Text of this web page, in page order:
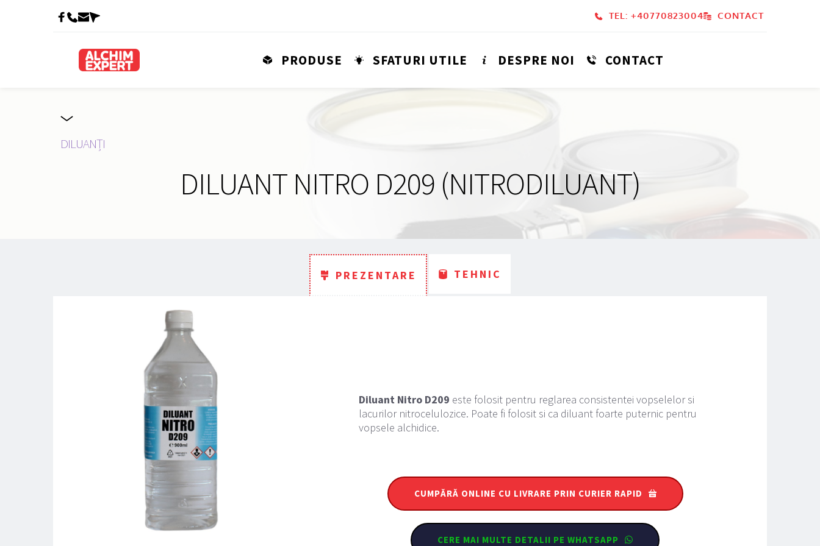
TEL: +40770823004 CONTACT
PRODUSE SFATURI UTILE DESPRE NOI CONTACT
DILUANȚI
DILUANT NITRO D209 (NITRODILUANT)
PREZENTARE TEHNIC
Diluant Nitro D209 este folosit pentru reglarea consistentei vopselelor si
lacurilor nitrocelulozice. Poate fi folosit si ca diluant foarte puternic pentru
vopsele alchidice.
CUMPĂRĂ ONLINE CU LIVRARE PRIN CURIER RAPID
CERE MAI MULTE DETALII PE WHATSAPP